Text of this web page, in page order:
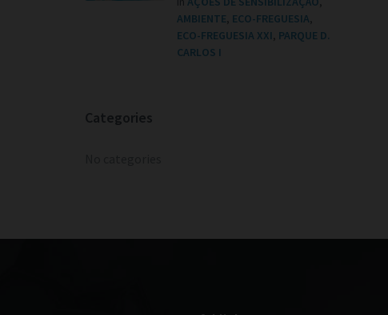
AMBIENTE, ECO-FREGUESIA,
ECO-FREGUESIA XXI , PARQUE D.
CARLOS I
Categories